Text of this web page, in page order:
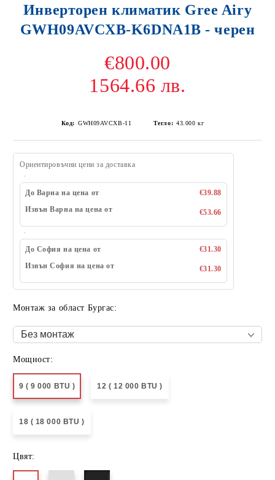
Инверторен климатик Gree Airy
GWH09AVCXB-K6DNA1B - черен
€800.00
1564.66 лв.
Код: GWH09AVCXB-11 Тегло: 43.000 кг
Ориентировъчни цени за доставка
До Варна на цена от
€39.88
Извън Варна на цена от
€53.66
До София на цена от
€31.30
Извън София на цена от
€31.30
Монтаж за област Бургас:
Мощност:
9 ( 9 000 BTU ) 12 ( 12 000 BTU )
18 ( 18 000 BTU )
Цвят: